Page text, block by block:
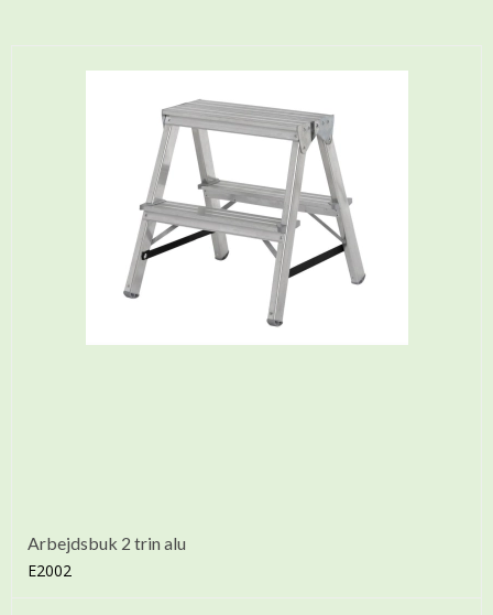
Arbejdsbuk 2 trin alu
E2002